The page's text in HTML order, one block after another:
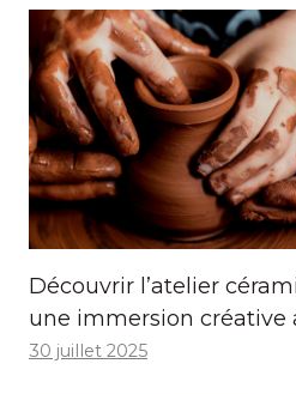
Découvrir l’atelier
une immersion créative
30 juillet 2025